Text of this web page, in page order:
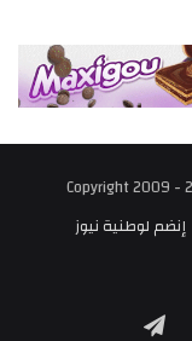
إنضم لوطنية نيوز
انستقرام